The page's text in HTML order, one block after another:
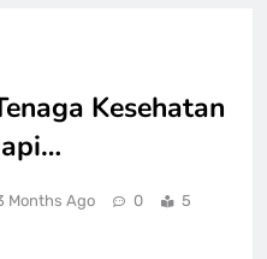
Kesehatan
Months Ago 0
5